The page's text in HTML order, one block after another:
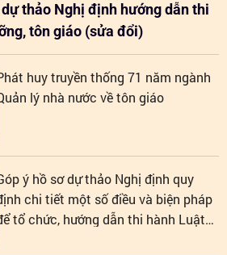
thảo Nghị định hướng dẫn thi
tôn giáo (sửa đổi)
huy truyền thống 71 năm ngành
lý nhà nước về tôn giáo
ý hồ sơ dự thảo Nghị định quy
chi tiết một số điều và biện pháp
tổ chức, hướng dẫn thi hành Luật